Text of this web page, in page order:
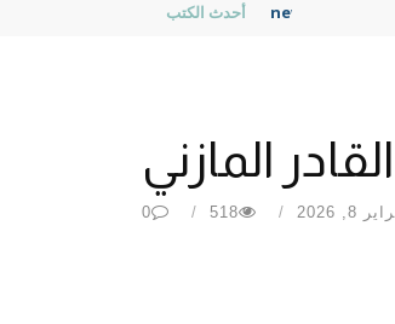
أحدث الكتب new
المازني
8, 2026
518
0